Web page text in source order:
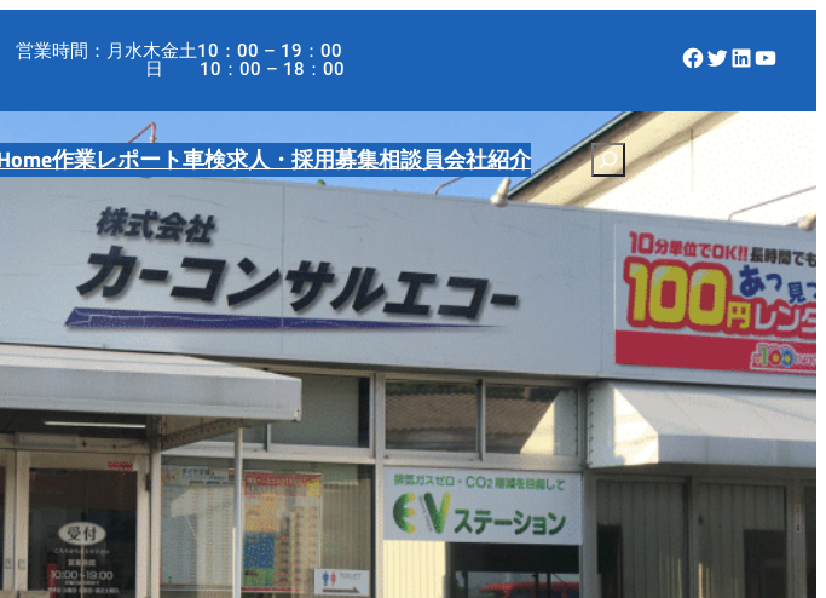
営業時間：月水木金土10：00 – 19：00
日 10：00 – 18：00
Facebook Twitter LinkedIn YouTube
作業レポート車検求人・採用募集相談員会社紹介
S
e